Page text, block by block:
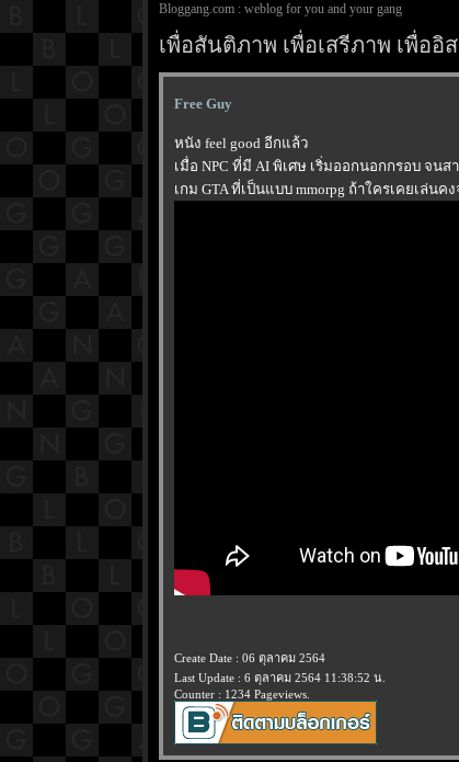
Bloggang.com : weblog for you and your gang
เพื่อสันติภาพ เพื่อเสรีภาพ เพื่อ
Free Guy
หนัง feel good อีกแล้ว
เมื่อ NPC ที่มี AI พิเศษ เริ่มออกนอกกรอบ จนส
เกม GTA ที่เป็นแบบ mmorpg ถ้าใครเคยเล่น
Create Date : 06 ตุลาคม 2564
Last Update : 6 ตุลาคม 2564 11:38:52 น.
Counter : 1234 Pageviews.